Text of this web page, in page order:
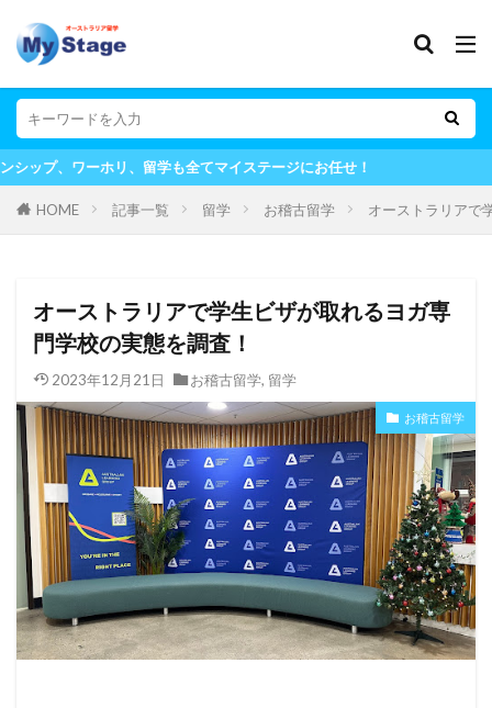
マイステージにお任せ！
HOME 記事一覧 留学 お稽古留学 オーストラリアで
オーストラリアで学生ビザが取れるヨガ専
門学校の実態を調査！
2023年12月21日 お稽古留学, 留学
お稽古留学